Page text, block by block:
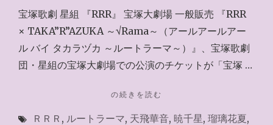
宝塚歌劇 星組 『RRR』 宝塚大劇場 一般販売 『RRR
× TAKA”R”AZUKA ～√Rama～（アールアールアー
ル バイ タカラヅカ ～ルートラーマ～）』、宝塚歌劇
団・星組の宝塚大劇場での公演のチケットが「宝塚 …
"宝
歌
の続きを読む
ＲＲＲ , ルートラーマ, 天飛華音, 暁千星, 瑠璃花夏,